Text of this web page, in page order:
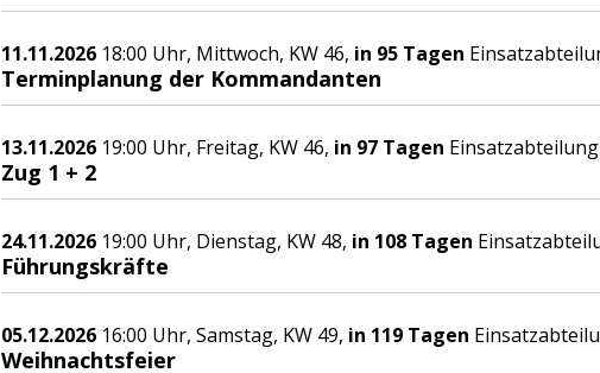
11.11.2026 18:00 Uhr, Mittwoch, KW 46, in 95 Tagen
Terminplanung der Kommandanten
13.11.2026 19:00 Uhr, Freitag, KW 46, in 97 Tagen Einsatzabteilung
Zug 1 + 2
24.11.2026 19:00 Uhr, Dienstag, KW 48, in 108 Tagen
Führungskräfte
05.12.2026 16:00 Uhr, Samstag, KW 49, in 119 Tagen
Weihnachtsfeier